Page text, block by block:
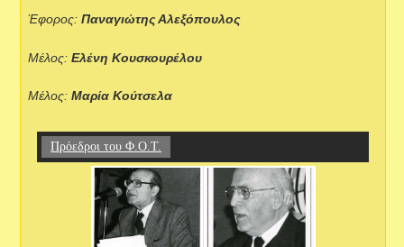
Έφορος:Παναγιώτης Αλεξόπουλος
Μέλος:Ελένη Κουσκουρέλου
Μέλος: Μαρία Κούτσελα
Πρόεδροι του Φ.Ο.Τ.